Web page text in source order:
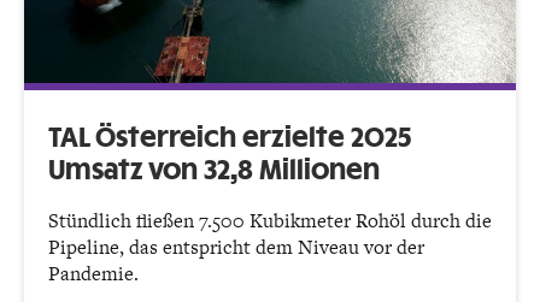
TAL Österreich erzielte 2025
Umsatz von 32,8 Millionen
Stündlich fließen 7.500 Kubikmeter Rohöl durch die
Pipeline, das entspricht dem Niveau vor der
Pandemie.